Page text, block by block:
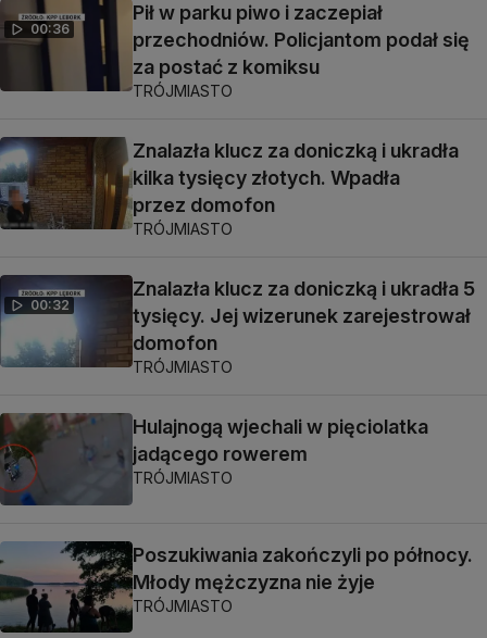
00:36
Pił w parku piwo i zaczepiał
przechodniów. Policjantom podał się
za postać z komiksu
TRÓJMIASTO
Znalazła klucz za doniczką i ukradła
kilka tysięcy złotych. Wpadła
przez domofon
TRÓJMIASTO
00:32
Znalazła klucz za doniczką i ukradła 5
tysięcy. Jej wizerunek zarejestrował
domofon
TRÓJMIASTO
Hulajnogą wjechali w pięciolatka
jadącego rowerem
TRÓJMIASTO
Poszukiwania zakończyli po północy.
Młody mężczyzna nie żyje
TRÓJMIASTO